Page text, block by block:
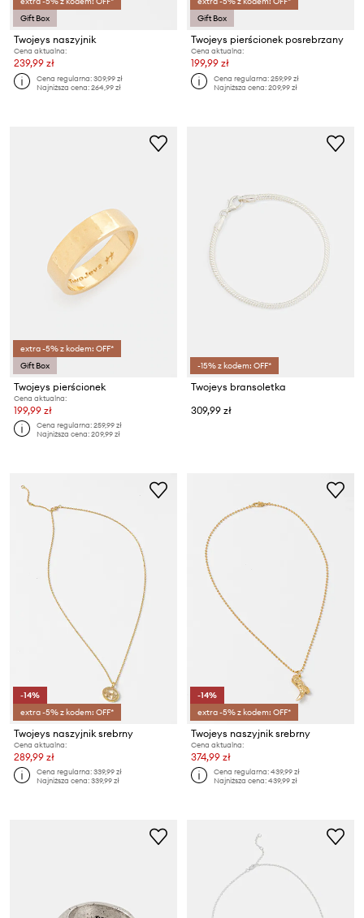
Gift Box
Twojeys naszyjnik
Cena aktualna:
239,99 zł
Cena regularna:309,99 zł
Najniższa cena:264,99 zł
Gift Box
Twojeys pierścionek posrebrzany
Cena aktualna:
199,99 zł
Cena regularna:259,99 zł
Najniższa cena:209,99 zł
extra -5% z kodem: OFF*
Gift Box
Twojeys pierścionek
Cena aktualna:
199,99 zł
Cena regularna:259,99 zł
Najniższa cena:209,99 zł
-15% z kodem: OFF*
Twojeys bransoletka
309,99 zł
-14%
extra -5% z kodem: OFF*
Twojeys naszyjnik srebrny
Cena aktualna:
289,99 zł
Cena regularna:339,99 zł
Najniższa cena:339,99 zł
-14%
extra -5% z kodem: OFF*
Twojeys naszyjnik srebrny
Cena aktualna:
374,99 zł
Cena regularna:439,99 zł
Najniższa cena:439,99 zł